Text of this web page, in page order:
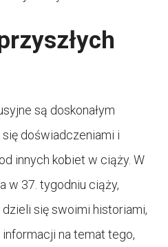
są doskonałym
doświadczeniami i
innych kobiet w ciąży. W
w 37. tygodniu ciąży,
się swoimi historiami,
na temat tego,